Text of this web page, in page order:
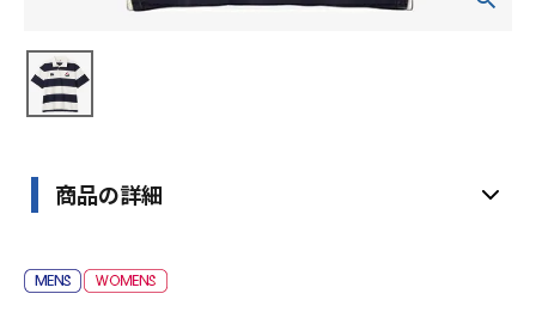
商品の詳細